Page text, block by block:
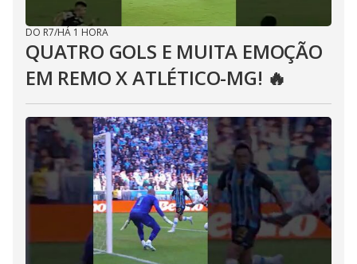
DO R7/HÁ 1 HORA
QUATRO GOLS E MUITA EMOÇÃO
EM REMO X ATLÉTICO-MG! 🔥